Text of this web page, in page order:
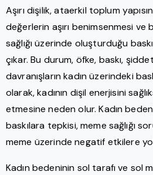
Aşırı dişilik, ataerkil toplum
değerlerin aşırı benimsenmesi ve
sağlığı üzerinde oluşturduğu
çıkar. Bu durum, öfke, baskı,
davranışların kadın üzerindeki
olarak, kadının dişil enerjisini
etmesine neden olur. Kadın
baskılara tepkisi, meme sağlığı
meme üzerinde negatif etkilere
Kadın bedeninin sol tarafı ve sol